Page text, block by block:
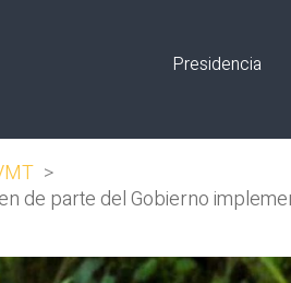
Presidencia
>
de parte del Gobierno